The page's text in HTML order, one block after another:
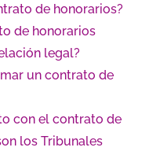
de honorarios?
de honorarios
legal?
un contrato de
con el contrato de
los Tribunales